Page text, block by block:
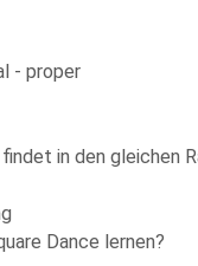
- proper
in den gleichen
Dance lernen?